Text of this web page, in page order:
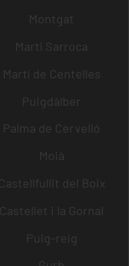
Montgat
Martí Sarroca
Martí de Centelles
Puigdàlber
Palma de Cervelló
Moià
Castellfullit del Boix
Castellet i la Gornal
Puig-reig